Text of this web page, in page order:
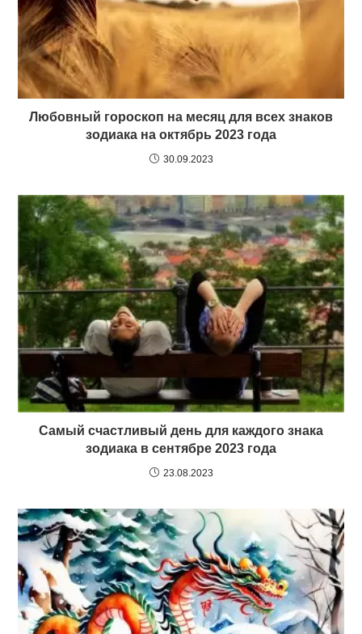
Любовный гороскоп на месяц для всех знаков
зодиака на октябрь 2023 года
30.09.2023
Самый счастливый день для каждого знака
зодиака в сентябре 2023 года
23.08.2023